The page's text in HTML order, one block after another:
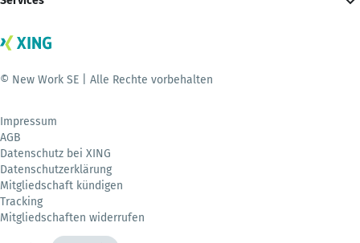
© New Work SE | Alle Rechte vorbehalten
Impressum
AGB
Datenschutz bei XING
Datenschutzerklärung
Mitgliedschaft kündigen
Tracking
Mitgliedschaften widerrufen